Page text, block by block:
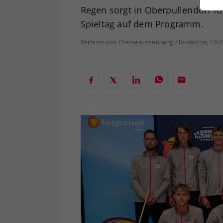
Regen sorgt in Oberpullendorf
Spieltag auf dem Programm.
Verfasst von: Presseaussendung / Redaktion,